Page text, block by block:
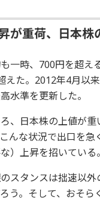
が重荷、日本株
一時、700円を超え
えた。2012年4月以
水準を更新した。
、日本株の上値が
んな状況で出口を
な）上昇を招いてい
スタンスは拙速以
う。そして、おそ